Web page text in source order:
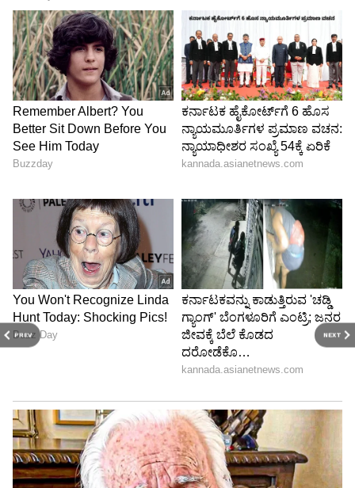
PREV NEXT